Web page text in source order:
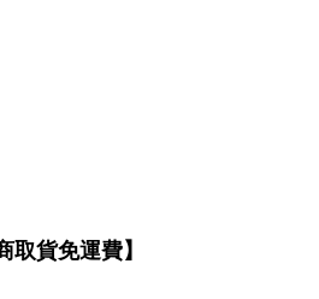
取貨免運費】